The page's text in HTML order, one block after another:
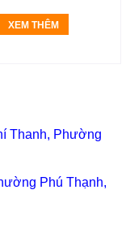
XEM THÊM
Thanh, Phường
Phú Thạnh,